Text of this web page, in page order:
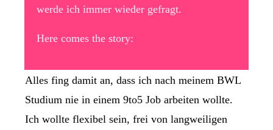
werde ich immer wieder gefragt.
Here comes the story:
Alles fing damit an, dass ich nach meinem BWL
Studium nie in einem 9to5 Job arbeiten wollte.
Ich wollte flexibel sein, frei von langweiligen